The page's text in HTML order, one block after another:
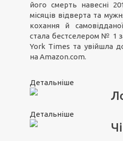
його смерть навесні
місяців відверта та
кохання й
стала бестселером № 1
York Times та увійшла
на Amazon.com.
Детальніше
Детальніше